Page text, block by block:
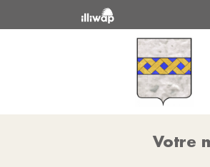
Votre